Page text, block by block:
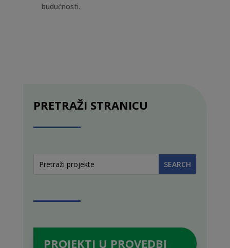
budućnosti.
PRETRAŽI STRANICU
PROJEKTI U PROVEDBI